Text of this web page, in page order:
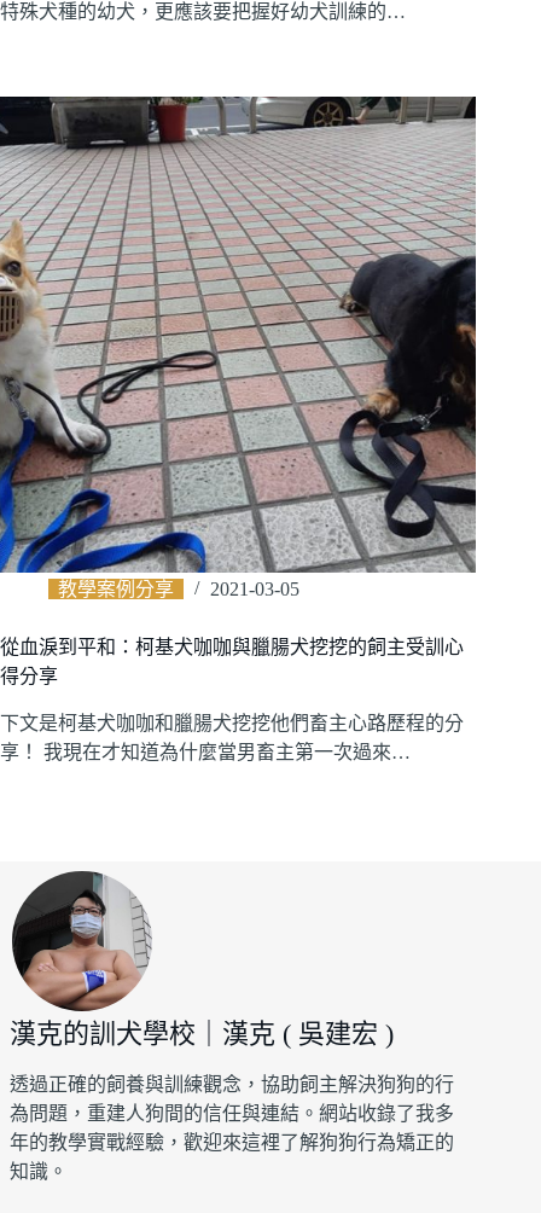
特殊犬種的幼犬，更應該要把握好幼犬訓練的…
教學案例分享 2021-03-05
從血淚到平和：柯基犬咖咖與臘腸犬挖挖的飼主受訓心
得分享
下文是柯基犬咖咖和臘腸犬挖挖他們畜主心路歷程的分
享！ 我現在才知道為什麼當男畜主第一次過來…
漢克的訓犬學校｜漢克 ( 吳建宏 )
透過正確的飼養與訓練觀念，協助飼主解決狗狗的行
為問題，重建人狗間的信任與連結。網站收錄了我多
年的教學實戰經驗，歡迎來這裡了解狗狗行為矯正的
知識。